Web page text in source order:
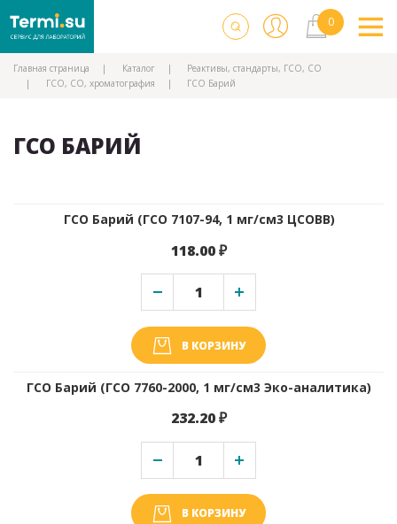
Главная страница Каталог
Реактивы, стандарты, ГСО, СО
ГСО, СО, хроматография
ГСО Барий
ГСО БАРИЙ
ГСО Барий (ГСО 7107-94, 1 мг/см3 ЦСОВВ)
118.00 ₽
В КОРЗИНУ
ГСО Барий (ГСО 7760-2000, 1 мг/см3 Эко-аналитика)
232.20 ₽
В КОРЗИНУ